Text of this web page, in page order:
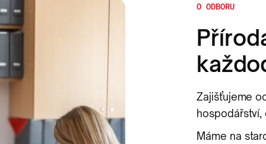
O ODBORU
Zajišťujeme
hospodářství,
Máme na